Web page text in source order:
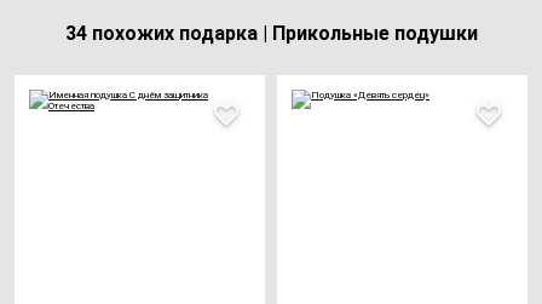
34 похожих подарка | Прикольные подушки